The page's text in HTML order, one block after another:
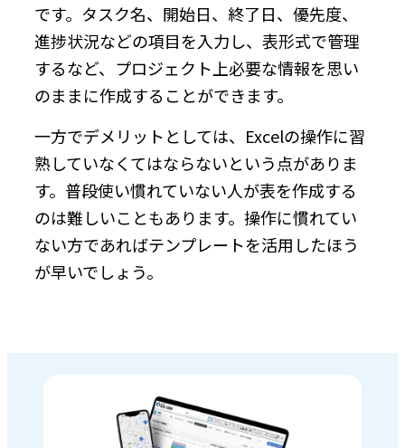
です。タスク名、開始日、終了日、優先度、
進捗状況などの項目を入力し、表形式で管理
するなど、プロジェクト上必要な情報を思い
のままに作成することができます。
一方でデメリットとしては、Excelの操作に習
熟していなくてはならないという点がありま
す。普段使い慣れていない人が表を作成する
のは難しいこともあります。操作に慣れてい
ない方であればテンプレートを活用したほう
が早いでしょう。